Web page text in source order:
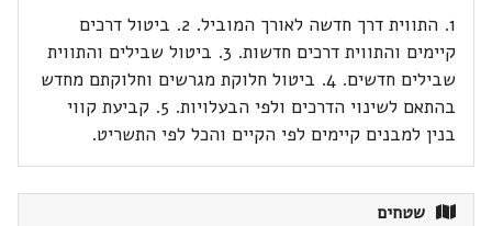
1. התווית דרך חדשה לאורך המוביל. 2. ביטול דרכים
קיימים והתווית דרכים חדשות. 3. ביטול שבילים והתווית
שבילים חדשים. 4. ביטול חלוקת מגרשים וחלוקתם מחדש
בהתאם לשינוי הדרכים ולפי הבעלויות. 5. קביעת קווי
בנין למבנים קיימים לפי הקיים והכל לפי התשריט.
שטחים